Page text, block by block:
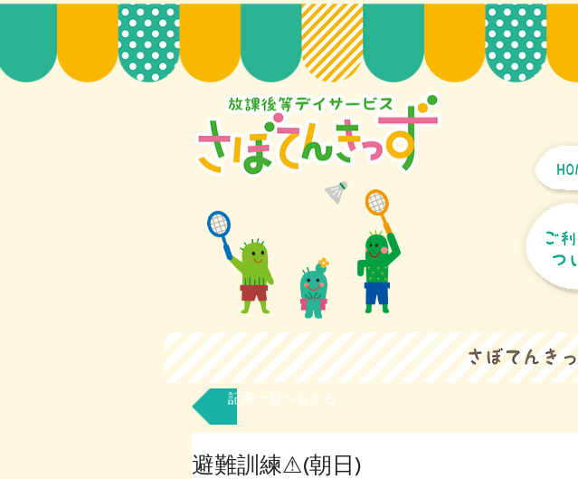
記事一覧へもどる
避難訓練⚠(朝日)